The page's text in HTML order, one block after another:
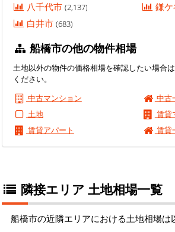
八千代市(2,137) 鎌
白井市(683)
船橋市の他の物件相場
土地以外の物件の価格相場を確認したい場合
ください。
中古マンション
中古
土地
賃貸
賃貸アパート
賃貸
隣接エリア 土地相場一覧
船橋市の近隣エリアにおける土地相場は